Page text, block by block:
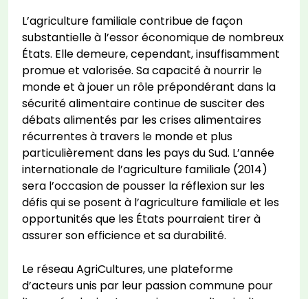
L’agriculture familiale contribue de façon
substantielle à l’essor économique de nombreux
États. Elle demeure, cependant, insuffisamment
promue et valorisée. Sa capacité à nourrir le
monde et à jouer un rôle prépondérant dans la
sécurité alimentaire continue de susciter des
débats alimentés par les crises alimentaires
récurrentes à travers le monde et plus
particulièrement dans les pays du Sud. L’année
internationale de l’agriculture familiale (2014)
sera l’occasion de pousser la réflexion sur les
défis qui se posent à l’agriculture familiale et les
opportunités que les États pourraient tirer à
assurer son efficience et sa durabilité.
Le réseau AgriCultures, une plateforme
d’acteurs unis par leur passion commune pour